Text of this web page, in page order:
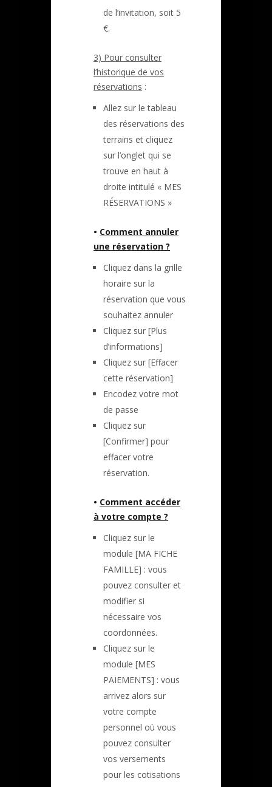
de l’invitation, soit 5
€.
3) Pour consulter
l’historique de vos
réservations :
Allez sur le tableau
des réservations des
terrains et cliquez
sur l’onglet qui se
trouve en haut à
droite intitulé « MES
RÉSERVATIONS »
• Comment annuler
une réservation ?
Cliquez dans la grille
horaire sur la
réservation que vous
souhaitez annuler
Cliquez sur [Plus
d’informations]
Cliquez sur [Effacer
cette réservation]
Encodez votre mot
de passe
Cliquez sur
[Confirmer] pour
effacer votre
réservation.
• Comment accéder
à votre compte ?
Cliquez sur le
module [MA FICHE
FAMILLE] : vous
pouvez consulter et
modifier si
nécessaire vos
coordonnées.
Cliquez sur le
module [MES
PAIEMENTS] : vous
arrivez alors sur
votre compte
personnel où vous
pouvez consulter
vos versements
pour les cotisations